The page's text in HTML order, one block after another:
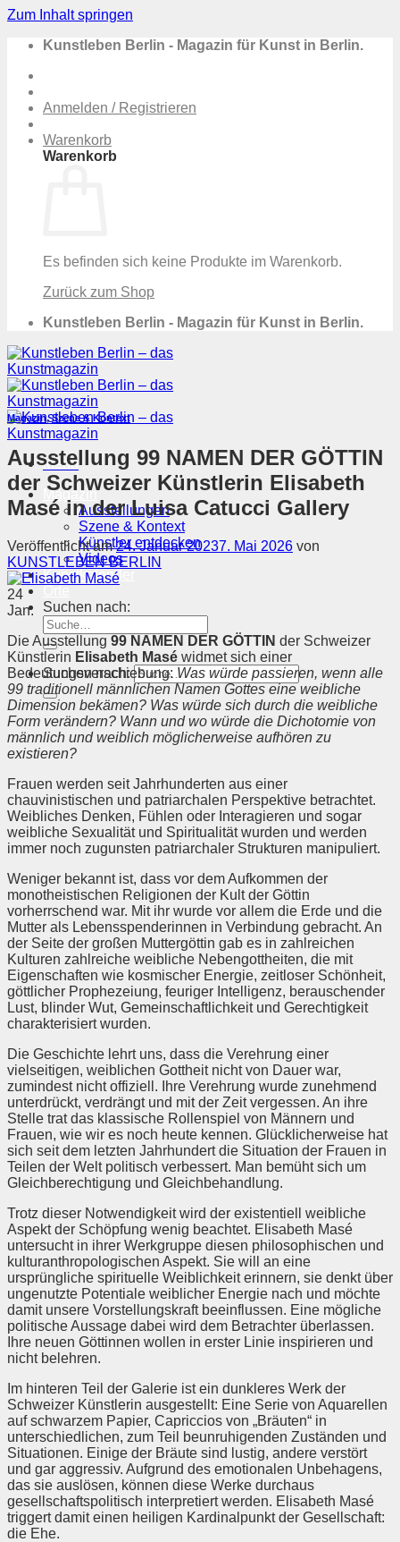
Zum Inhalt springen
Kunstleben Berlin - Magazin für Kunst in Berlin.
Anmelden / Registrieren
Warenkorb
Warenkorb
Es befinden sich keine Produkte im Warenkorb.
Zurück zum Shop
Kunstleben Berlin - Magazin für Kunst in Berlin.
Menü
Magazin
Ausstellungen
Szene & Kontext
Künstler entdecken
Videos
Kunstkalender
Suchen nach:
Suchen nach:
Magazin,Szene & Kontext
Ausstellung 99 NAMEN DER GÖTTIN
der Schweizer Künstlerin Elisabeth
Masé in der Luisa Catucci Gallery
Veröffentlicht am24. Januar 20237. Mai 2026 von
KUNSTLEBEN BERLIN
24
Jan.
Die Ausstellung 99 NAMEN DER GÖTTIN der Schweizer
Künstlerin Elisabeth Masé widmet sich einer
Bedeutungsverschiebung: Was würde passieren, wenn alle
99 traditionell männlichen Namen Gottes eine weibliche
Dimension bekämen? Was würde sich durch die weibliche
Form verändern? Wann und wo würde die Dichotomie von
männlich und weiblich möglicherweise aufhören zu
existieren?
Frauen werden seit Jahrhunderten aus einer
chauvinistischen und patriarchalen Perspektive betrachtet.
Weibliches Denken, Fühlen oder Interagieren und sogar
weibliche Sexualität und Spiritualität wurden und werden
immer noch zugunsten patriarchaler Strukturen manipuliert.
Weniger bekannt ist, dass vor dem Aufkommen der
monotheistischen Religionen der Kult der Göttin
vorherrschend war. Mit ihr wurde vor allem die Erde und die
Mutter als Lebensspenderinnen in Verbindung gebracht. An
der Seite der großen Muttergöttin gab es in zahlreichen
Kulturen zahlreiche weibliche Nebengottheiten, die mit
Eigenschaften wie kosmischer Energie, zeitloser Schönheit,
göttlicher Prophezeiung, feuriger Intelligenz, berauschender
Lust, blinder Wut, Gemeinschaftlichkeit und Gerechtigkeit
charakterisiert wurden.
Die Geschichte lehrt uns, dass die Verehrung einer
vielseitigen, weiblichen Gottheit nicht von Dauer war,
zumindest nicht offiziell. Ihre Verehrung wurde zunehmend
unterdrückt, verdrängt und mit der Zeit vergessen. An ihre
Stelle trat das klassische Rollenspiel von Männern und
Frauen, wie wir es noch heute kennen. Glücklicherweise hat
sich seit dem letzten Jahrhundert die Situation der Frauen in
Teilen der Welt politisch verbessert. Man bemüht sich um
Gleichberechtigung und Gleichbehandlung.
Trotz dieser Notwendigkeit wird der existentiell weibliche
Aspekt der Schöpfung wenig beachtet. Elisabeth Masé
untersucht in ihrer Werkgruppe diesen philosophischen und
kulturanthropologischen Aspekt. Sie will an eine
ursprüngliche spirituelle Weiblichkeit erinnern, sie denkt über
ungenutzte Potentiale weiblicher Energie nach und möchte
damit unsere Vorstellungskraft beeinflussen. Eine mögliche
politische Aussage dabei wird dem Betrachter überlassen.
Ihre neuen Göttinnen wollen in erster Linie inspirieren und
nicht belehren.
Im hinteren Teil der Galerie ist ein dunkleres Werk der
Schweizer Künstlerin ausgestellt: Eine Serie von Aquarellen
auf schwarzem Papier, Capriccios von „Bräuten“ in
unterschiedlichen, zum Teil beunruhigenden Zuständen und
Situationen. Einige der Bräute sind lustig, andere verstört
und gar aggressiv. Aufgrund des emotionalen Unbehagens,
das sie auslösen, können diese Werke durchaus
gesellschaftspolitisch interpretiert werden. Elisabeth Masé
triggert damit einen heiligen Kardinalpunkt der Gesellschaft:
die Ehe.